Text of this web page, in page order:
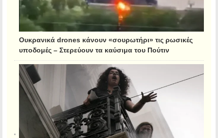
Ουκρανικά drones κάνουν «σουρωτήρι» τις ρωσικές
υποδομές – Στερεύουν τα καύσιμα του Πούτιν